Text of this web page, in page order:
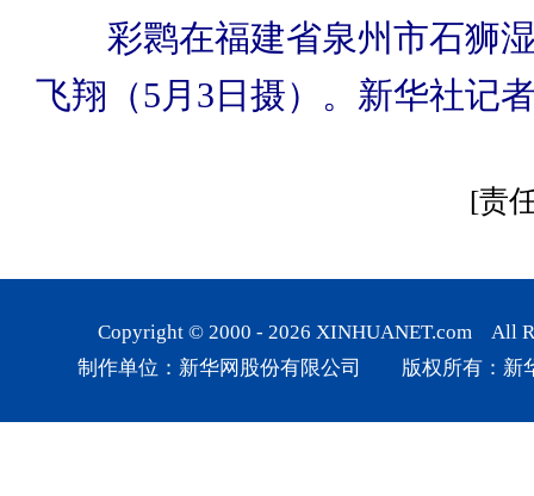
彩鹮在福建省泉州市石狮
飞翔（5月3日摄）。新华社记
[责
Copyright © 2000 - 2026 XINHUANET.com All
制作单位：新华网股份有限公司 版权所有：新